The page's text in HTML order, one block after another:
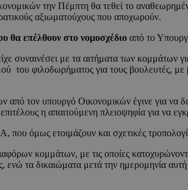
την Πέμπτη θα τεθεί το
αξιωματούχους που αποχωρούν.
θα επέλθουν στο νομοσχέδιο από το
με τα αιτήματα των κομμάτων
του φιλοδωρήματος για τους βουλευτές,
τον υπουργό Οικονομικών έγινε για να
η απαιτούμενη πλειοψηφία για να
όμως ετοιμάζουν και σχετικές
κομμάτων, με τις οποίες
ενώ τα δικαιώματα μετά την ημερομηνία